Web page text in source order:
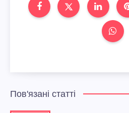
Пов'язані статті